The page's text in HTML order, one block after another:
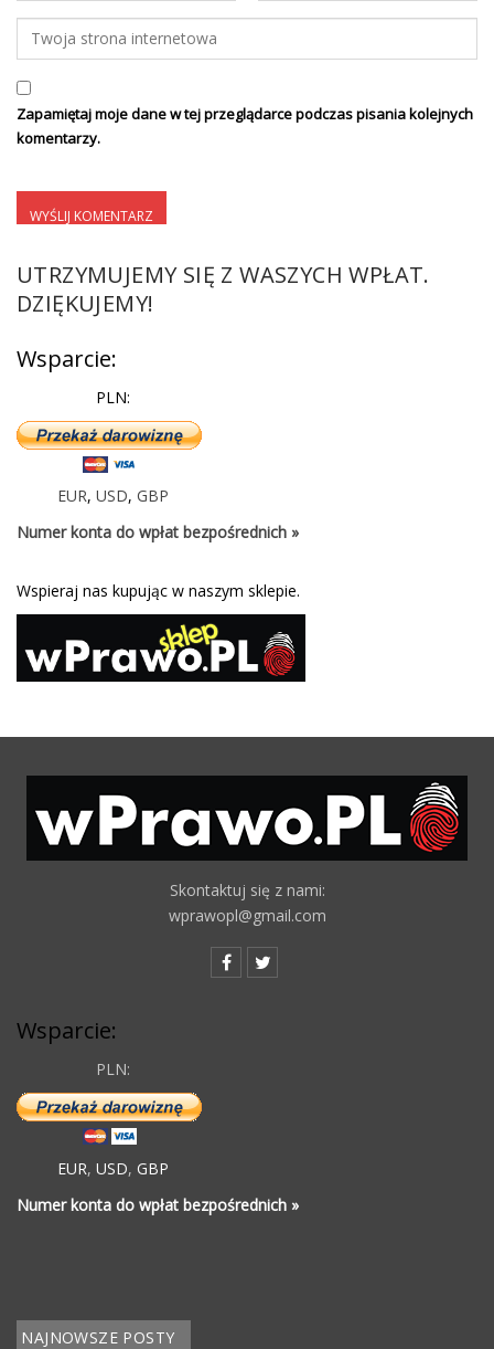
Zapamiętaj moje dane w tej przeglądarce podczas pisania kolejnych
komentarzy.
UTRZYMUJEMY SIĘ Z WASZYCH WPŁAT.
DZIĘKUJEMY!
Wsparcie:
PLN:
EUR, USD, GBP
Numer konta do wpłat bezpośrednich »
Wspieraj nas kupując w naszym sklepie.
Skontaktuj się z nami:
wprawopl@gmail.com
Wsparcie:
PLN:
EUR, USD, GBP
Numer konta do wpłat bezpośrednich »
NAJNOWSZE POSTY